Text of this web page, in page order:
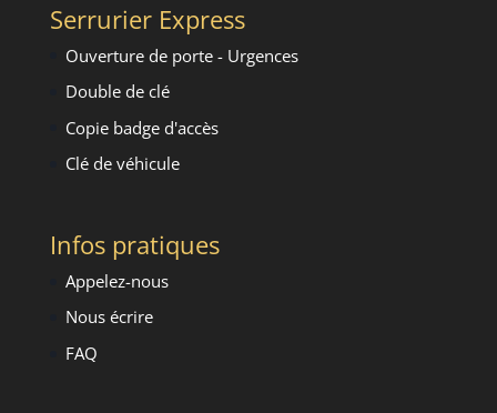
Serrurier Express
Ouverture de porte - Urgences
Double de clé
Copie badge d'accès
Clé de véhicule
Infos pratiques
Appelez-nous
Nous écrire
FAQ